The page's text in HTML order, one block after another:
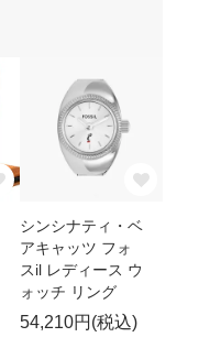
シンシナティ・ベ
アキャッツ フォ
スil レディース ウ
ォッチ リング
54,210円(税込)